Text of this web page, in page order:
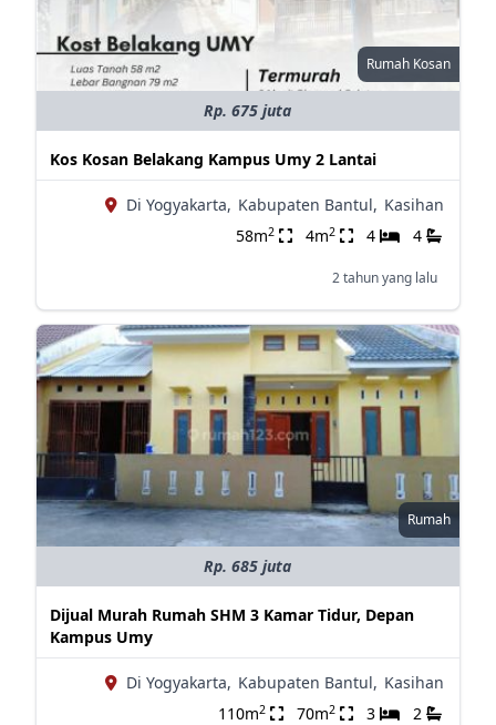
Rumah Kosan
Rp. 675 juta
Kos Kosan Belakang Kampus Umy 2 Lantai
Di Yogyakarta, Kabupaten Bantul, Kasihan
58m2 4m2 4 4
2 tahun yang lalu
Rumah
Rp. 685 juta
Dijual Murah Rumah SHM 3 Kamar Tidur, Depan
Kampus Umy
Di Yogyakarta, Kabupaten Bantul, Kasihan
110m2 70m2 3 2